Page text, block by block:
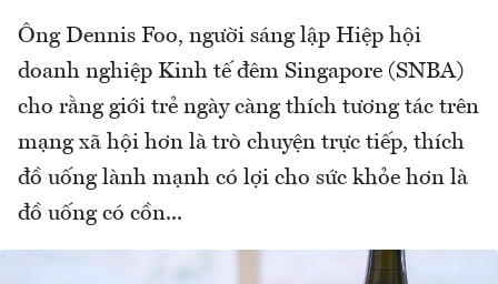
Ông Dennis Foo, người sáng lập Hiệp hội
doanh nghiệp Kinh tế đêm Singapore (SNBA)
cho rằng giới trẻ ngày càng thích tương tác trên
mạng xã hội hơn là trò chuyện trực tiếp, thích
đồ uống lành mạnh có lợi cho sức khỏe hơn là
đồ uống có cồn...